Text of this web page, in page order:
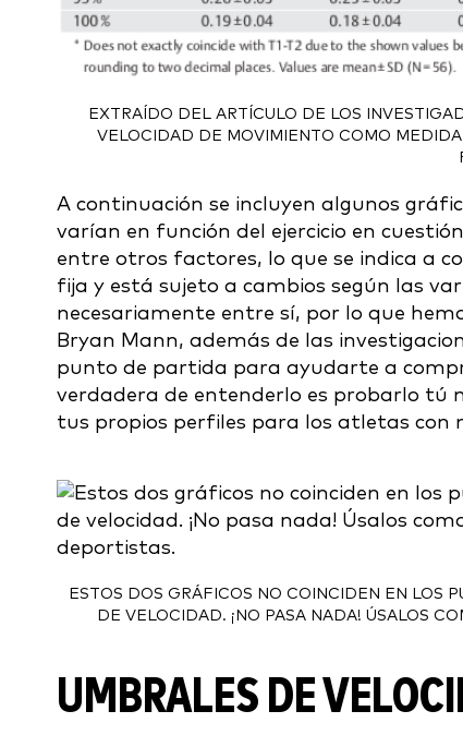
EXTRAÍDO DEL ARTÍCULO DE LOS
VELOCIDAD DE MOVIMIENTO COMO
A continuación se incluyen algunos
varían en función del ejercicio en
entre otros factores, lo que se indica a
fija y está sujeto a cambios según las
necesariamente entre sí, por lo que
Bryan Mann, además de las
punto de partida para ayudarte a
verdadera de entenderlo es probarlo tú
tus propios perfiles para los atletas con
ESTOS DOS GRÁFICOS NO COINCIDEN EN LOS
DE VELOCIDAD. ¡NO PASA NADA! ÚSALOS
UMBRALES DE